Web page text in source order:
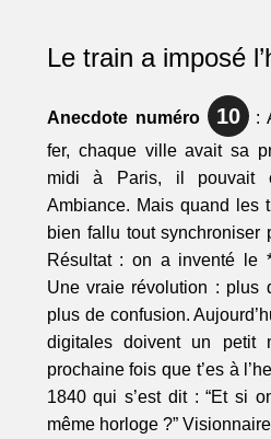
Le train a imposé
Anecdote numéro 10 :
fer, chaque ville avait sa
midi à Paris, il pouvait
Ambiance. Mais quand les
bien fallu tout synchroniser
Résultat : on a inventé le
Une vraie révolution : plus
plus de confusion.
digitales doivent un petit
prochaine fois que t’es à
1840 qui s’est dit : “Et si
même horloge ?”